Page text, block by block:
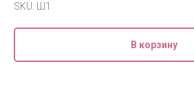
SKU: Ш1
В корзину